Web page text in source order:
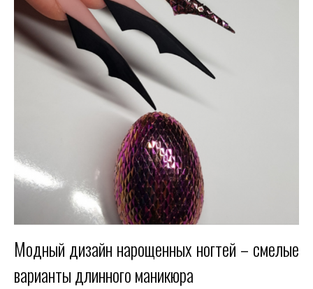
Модный дизайн нарощенных ногтей – смелые
варианты длинного маникюра